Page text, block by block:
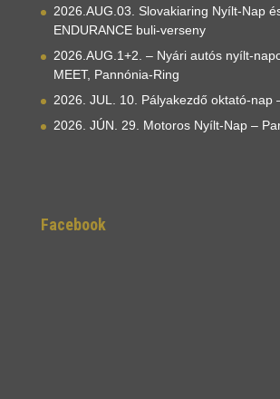
2026.AUG.03. Slovakiaring Nyílt-Nap
ENDURANCE buli-verseny
2026.AUG.1+2. – Nyári autós nyílt-
MEET, Pannónia-Ring
2026. JUL. 10. Pályakezdő oktató-nap
2026. JÚN. 29. Motoros Nyílt-Nap –
Facebook